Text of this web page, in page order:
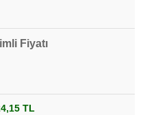
Fiyatı
TL